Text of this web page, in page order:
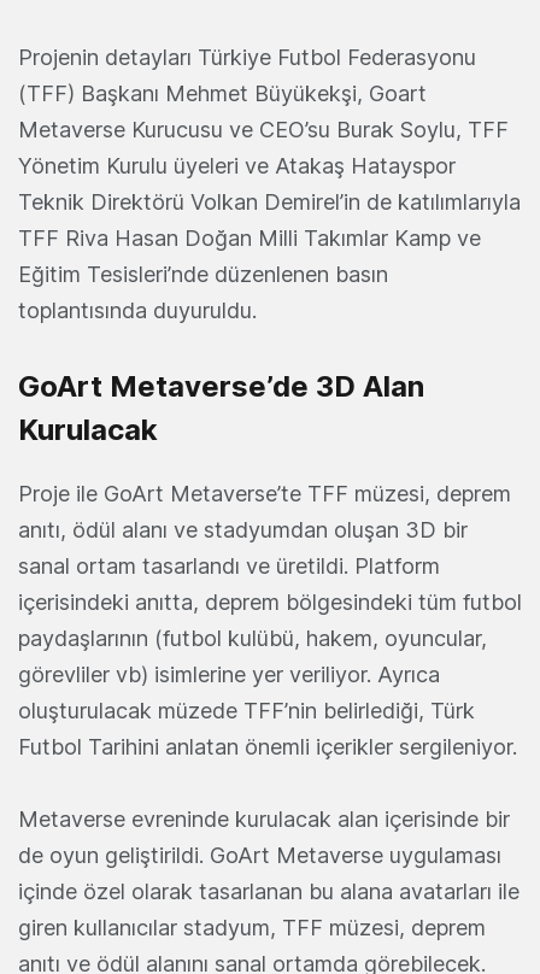
Projenin detayları Türkiye Futbol Federasyonu
(TFF) Başkanı Mehmet Büyükekşi, Goart
Metaverse Kurucusu ve CEO’su Burak Soylu, TFF
Yönetim Kurulu üyeleri ve Atakaş Hatayspor
Teknik Direktörü Volkan Demirel’in de katılımlarıyla
TFF Riva Hasan Doğan Milli Takımlar Kamp ve
Eğitim Tesisleri’nde düzenlenen basın
toplantısında duyuruldu.
GoArt Metaverse’de 3D Alan
Kurulacak
Proje ile GoArt Metaverse’te TFF müzesi, deprem
anıtı, ödül alanı ve stadyumdan oluşan 3D bir
sanal ortam tasarlandı ve üretildi. Platform
içerisindeki anıtta, deprem bölgesindeki tüm futbol
paydaşlarının (futbol kulübü, hakem, oyuncular,
görevliler vb) isimlerine yer veriliyor. Ayrıca
oluşturulacak müzede TFF’nin belirlediği, Türk
Futbol Tarihini anlatan önemli içerikler sergileniyor.
Metaverse evreninde kurulacak alan içerisinde bir
de oyun geliştirildi. GoArt Metaverse uygulaması
içinde özel olarak tasarlanan bu alana avatarları ile
giren kullanıcılar stadyum, TFF müzesi, deprem
anıtı ve ödül alanını sanal ortamda görebilecek.